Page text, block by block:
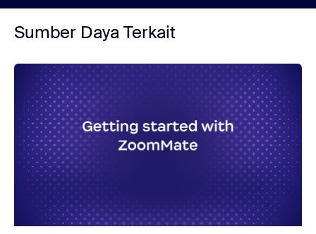
Sumber Daya Terkait